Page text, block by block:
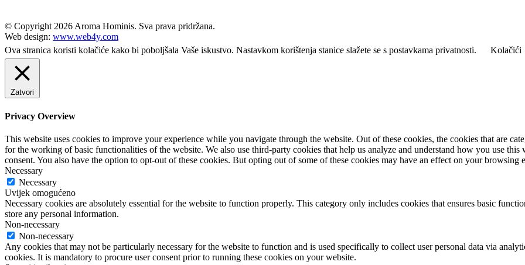
© Copyright2026 Aroma Hominis. Sva prava pridržana.
Web design: www.web4y.com
Ova stranica koristi kolačiće kako bi poboljšala Vaše iskustvo. Nastavkom korištenja stanice slažete se s postavkama privatnosti.
Kolačići
Zatvori
Privacy Overview
This website uses cookies to improve your experience while you navigate through the website. Out of these cookies, the cookies that are
for the working of basic functionalities of the website. We also use third-party cookies that help us analyze and understand how you use
consent. You also have the option to opt-out of these cookies. But opting out of some of these cookies may have an effect on your browsing
Necessary
Necessary
Uvijek omogućeno
Necessary cookies are absolutely essential for the website to function properly. This category only includes cookies that ensures basic
store any personal information.
Non-necessary
Non-necessary
Any cookies that may not be particularly necessary for the website to function and is used specifically to collect user personal data via
cookies. It is mandatory to procure user consent prior to running these cookies on your website.